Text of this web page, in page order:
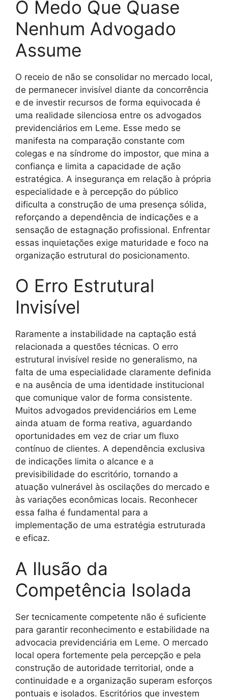
O Medo Que Quase
Nenhum Advogado
Assume
O receio de não se consolidar no mercado local,
de permanecer invisível diante da concorrência
e de investir recursos de forma equivocada é
uma realidade silenciosa entre os advogados
previdenciários em Leme. Esse medo se
manifesta na comparação constante com
colegas e na síndrome do impostor, que mina a
confiança e limita a capacidade de ação
estratégica. A insegurança em relação à própria
especialidade e à percepção do público
dificulta a construção de uma presença sólida,
reforçando a dependência de indicações e a
sensação de estagnação profissional. Enfrentar
essas inquietações exige maturidade e foco na
organização estrutural do posicionamento.
O Erro Estrutural
Invisível
Raramente a instabilidade na captação está
relacionada a questões técnicas. O erro
estrutural invisível reside no generalismo, na
falta de uma especialidade claramente definida
e na ausência de uma identidade institucional
que comunique valor de forma consistente.
Muitos advogados previdenciários em Leme
ainda atuam de forma reativa, aguardando
oportunidades em vez de criar um fluxo
contínuo de clientes. A dependência exclusiva
de indicações limita o alcance e a
previsibilidade do escritório, tornando a
atuação vulnerável às oscilações do mercado e
às variações econômicas locais. Reconhecer
essa falha é fundamental para a
implementação de uma estratégia estruturada
e eficaz.
A Ilusão da
Competência Isolada
Ser tecnicamente competente não é suficiente
para garantir reconhecimento e estabilidade na
advocacia previdenciária em Leme. O mercado
local opera fortemente pela percepção e pela
construção de autoridade territorial, onde a
continuidade e a organização superam esforços
pontuais e isolados. Escritórios que investem